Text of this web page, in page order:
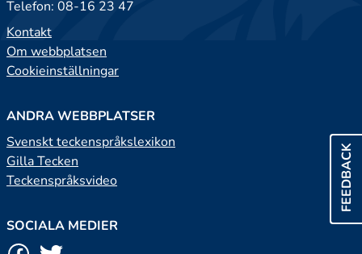
FEEDBACK
Telefon: 08-16 23 47
Kontakt
Om webbplatsen
Cookieinställningar
ANDRA WEBBPLATSER
Svenskt teckenspråkslexikon
Gilla Tecken
Teckenspråksvideo
SOCIALA MEDIER